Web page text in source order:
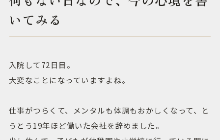
いてみる
入院して72日目。
大変なことになっていますよね。
仕事がつらくて、メンタルも体調もおかしくなって、と
うとう19年ほど働いた会社を辞めました。